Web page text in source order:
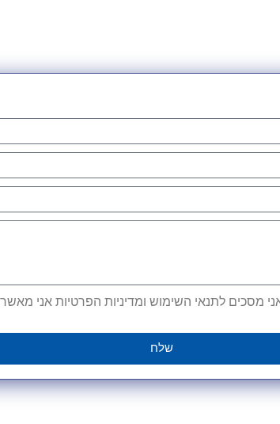
מסכים לתנאי השימוש ומדיניות הפרטיות אני מאשר
שלח